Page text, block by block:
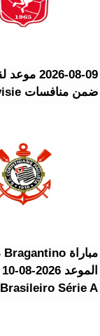
ضمن منافسات Eredivisie
Brasileiro Série A